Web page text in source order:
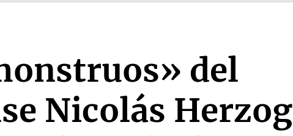
del
Nicolás Herzog